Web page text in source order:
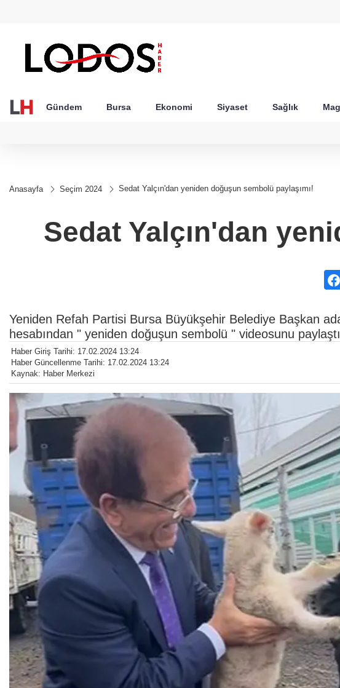
Gündem Bursa Ekonomi Siyaset Sağlık
Anasayfa Seçim 2024 Sedat Yalçın'dan yeniden doğuşun sembolü paylaşımı!
Sedat Yalçın'dan
Yeniden Refah Partisi Bursa Büyükşehir Belediye Başkan
hesabından " yeniden doğuşun sembolü " videosunu
Haber Giriş Tarihi: 17.02.2024 13:24
Haber Güncellenme Tarihi: 17.02.2024 13:24
Kaynak: Haber Merkezi